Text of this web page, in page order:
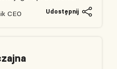
CEO Udostępnij